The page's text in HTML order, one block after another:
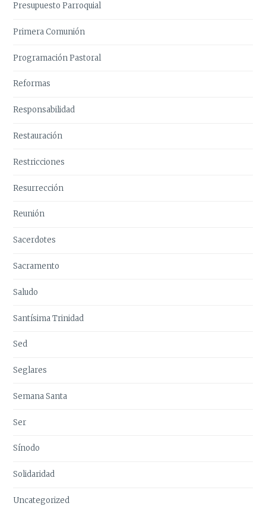
Presupuesto Parroquial
Primera Comunión
Programación Pastoral
Reformas
Responsabilidad
Restauración
Restricciones
Resurrección
Reunión
Sacerdotes
Sacramento
Saludo
Santísima Trinidad
Sed
Seglares
Semana Santa
Ser
Sínodo
Solidaridad
Uncategorized